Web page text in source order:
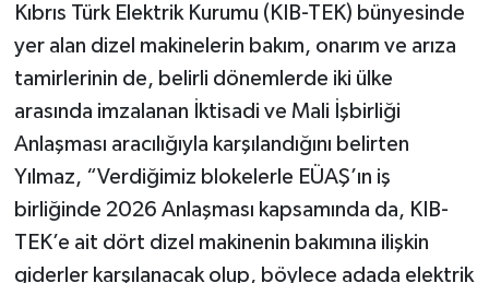
Kıbrıs Türk Elektrik Kurumu (KIB-TEK) bünyesinde
yer alan dizel makinelerin bakım, onarım ve arıza
tamirlerinin de, belirli dönemlerde iki ülke
arasında imzalanan İktisadi ve Mali İşbirliği
Anlaşması aracılığıyla karşılandığını belirten
Yılmaz, “Verdiğimiz blokelerle EÜAŞ’ın iş
birliğinde 2026 Anlaşması kapsamında da, KIB-
TEK’e ait dört dizel makinenin bakımına ilişkin
giderler karşılanacak olup, böylece adada elektrik